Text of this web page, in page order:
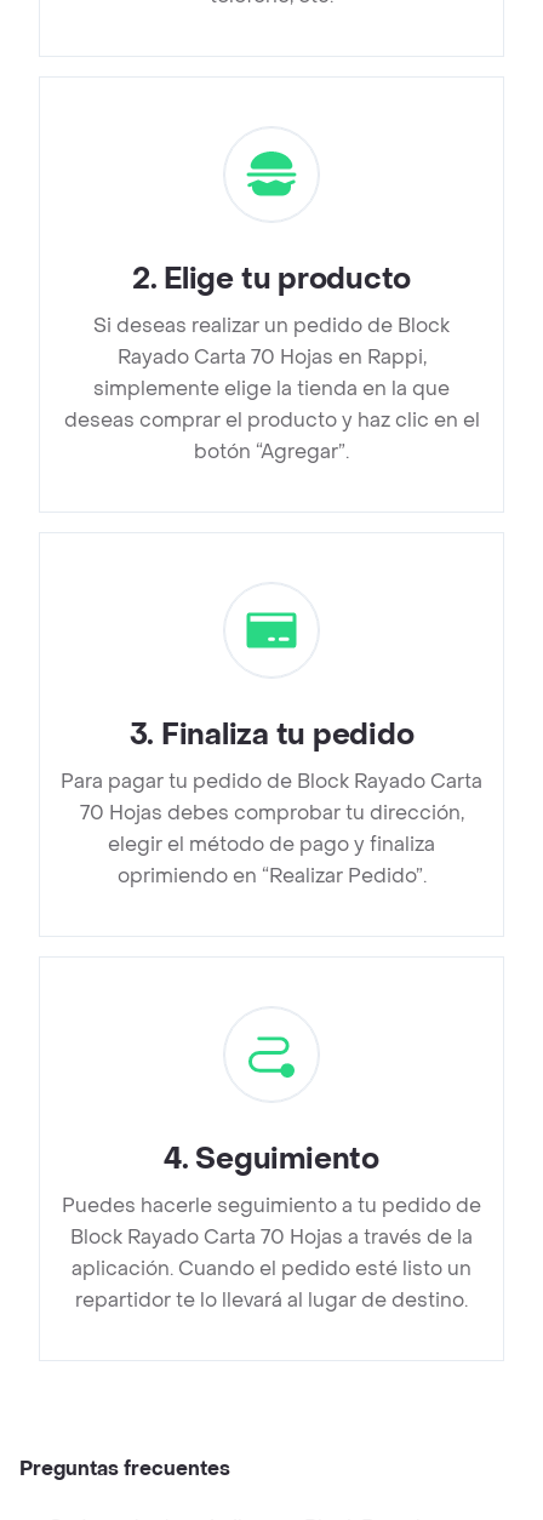
2. Elige tu producto
Si deseas realizar un pedido de Block
Rayado Carta 70 Hojas en Rappi,
simplemente elige la tienda en la que
deseas comprar el producto y haz clic en el
botón “Agregar”.
3. Finaliza tu pedido
Para pagar tu pedido de Block Rayado Carta
70 Hojas debes comprobar tu dirección,
elegir el método de pago y finaliza
oprimiendo en “Realizar Pedido”.
4. Seguimiento
Puedes hacerle seguimiento a tu pedido de
Block Rayado Carta 70 Hojas a través de la
aplicación. Cuando el pedido esté listo un
repartidor te lo llevará al lugar de destino.
Preguntas frecuentes